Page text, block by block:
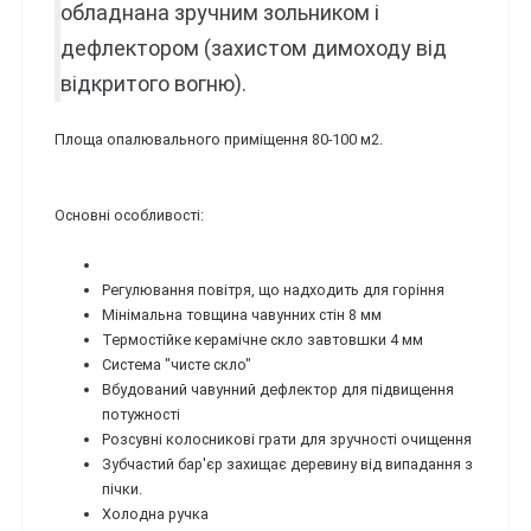
обладнана зручним зольником і
дефлектором (захистом димоходу від
відкритого вогню).
Площа опалювального приміщення 80-100 м2.
Основні особливості:
Регулювання повітря, що надходить для горіння
Мінімальна товщина чавунних стін 8 мм
Термостійке керамічне скло завтовшки 4 мм
Система "чисте скло"
Вбудований чавунний дефлектор для підвищення
потужності
Розсувні колосникові грати для зручності очищення
Зубчастий бар'єр захищає деревину від випадання з
пічки.
Холодна ручка